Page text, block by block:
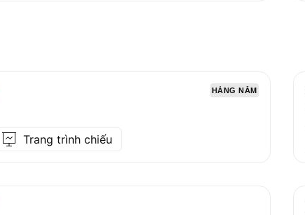
HÀNG NĂM
Trang trình chiếu